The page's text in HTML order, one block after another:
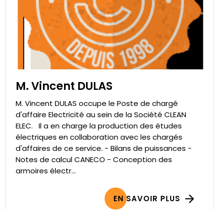
M. Vincent DULAS
M. Vincent DULAS occupe le Poste de chargé
d'affaire Electricité au sein de la Société CLEAN
ELEC. Il a en charge la production des études
électriques en collaboration avec les chargés
d'affaires de ce service. - Bilans de puissances -
Notes de calcul CANECO - Conception des
armoires électr...
EN SAVOIR PLUS